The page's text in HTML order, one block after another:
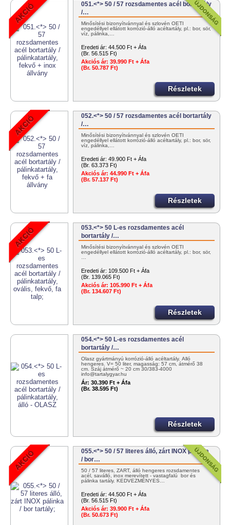
051.<*> 50 / 57 rozsdamentes acél bortartály
/…
Minősítési bizonyítvánnyal és szlovén OÉTI
engedéllyel ellátott korrózió-álló acéltartály, pl.: bor, sör,
víz, pálinka,…
Eredeti ár: 44.500 Ft + Áfa
(Br. 56.515 Ft)
Akciós ár: 39.990 Ft + Áfa
(Br. 50.787 Ft)
Részletek
052.<*> 50 / 57 rozsdamentes acél bortartály
/…
Minősítési bizonyítvánnyal és szlovén OÉTI
engedéllyel ellátott korrózió-álló acéltartály, pl.: bor, sör,
víz, pálinka,…
Eredeti ár: 49.900 Ft + Áfa
(Br. 63.373 Ft)
Akciós ár: 44.990 Ft + Áfa
(Br. 57.137 Ft)
Részletek
053.<*> 50 L-es rozsdamentes acél
bortartály /…
Minősítési bizonyítvánnyal és szlovén OÉTI
engedéllyel ellátott korrózió-álló acéltartály, pl.: bor, sör,
…
Eredeti ár: 109.500 Ft + Áfa
(Br. 139.065 Ft)
Akciós ár: 105.990 Ft + Áfa
(Br. 134.607 Ft)
Részletek
054.<*> 50 L-es rozsdamentes acél
bortartály /…
Olasz gyártmányú korrózió-álló acéltartály. Álló
hengeres. V= 50 liter, magasság: 57 cm, átmérő 38
cm. Száj átmérő ~ 20 cm 30/383-4000
info@tartalygyar.hu
Ár: 30.390 Ft + Áfa
(Br. 38.595 Ft)
Részletek
055.<*> 50 / 57 literes álló, zárt INOX pálinka
/ bor…
50 / 57 literes, ZÁRT, álló hengeres rozsdamentes
acél, saválló, inox merevített - vastagfalú bor és
pálinka tartály. KEDVEZMÉNYES…
Eredeti ár: 44.500 Ft + Áfa
(Br. 56.515 Ft)
Akciós ár: 39.900 Ft + Áfa
(Br. 50.673 Ft)